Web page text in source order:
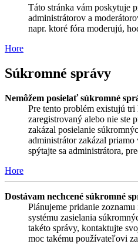
Táto stránka vám poskytuje
administrátorov a
napr. ktoré fóra moderujú,
Hore
Súkromné správy
Nemôžem posielať súkromné
Pre tento problém existujú
zaregistrovaný alebo nie ste
zakázal posielanie
administrátor zakázal
spýtajte sa administrátora,
Hore
Dostávam nechcené súkromné
Plánujeme pridanie
systému zasielania
takéto správy, kontaktujte
moc takému používateľovi